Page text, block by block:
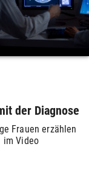
der Diagnose
Frauen erzählen
im Video